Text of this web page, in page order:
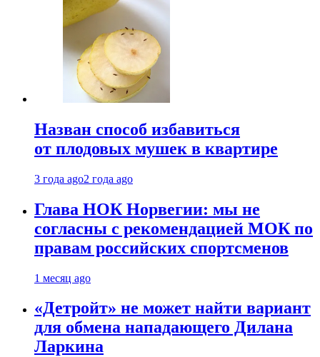
Назван способ избавиться
от плодовых мушек в квартире
3 года ago2 года ago
Глава НОК Норвегии: мы не
согласны с рекомендацией МОК по
правам российских спортсменов
1 месяц ago
«Детройт» не может найти вариант
для обмена нападающего Дилана
Ларкина